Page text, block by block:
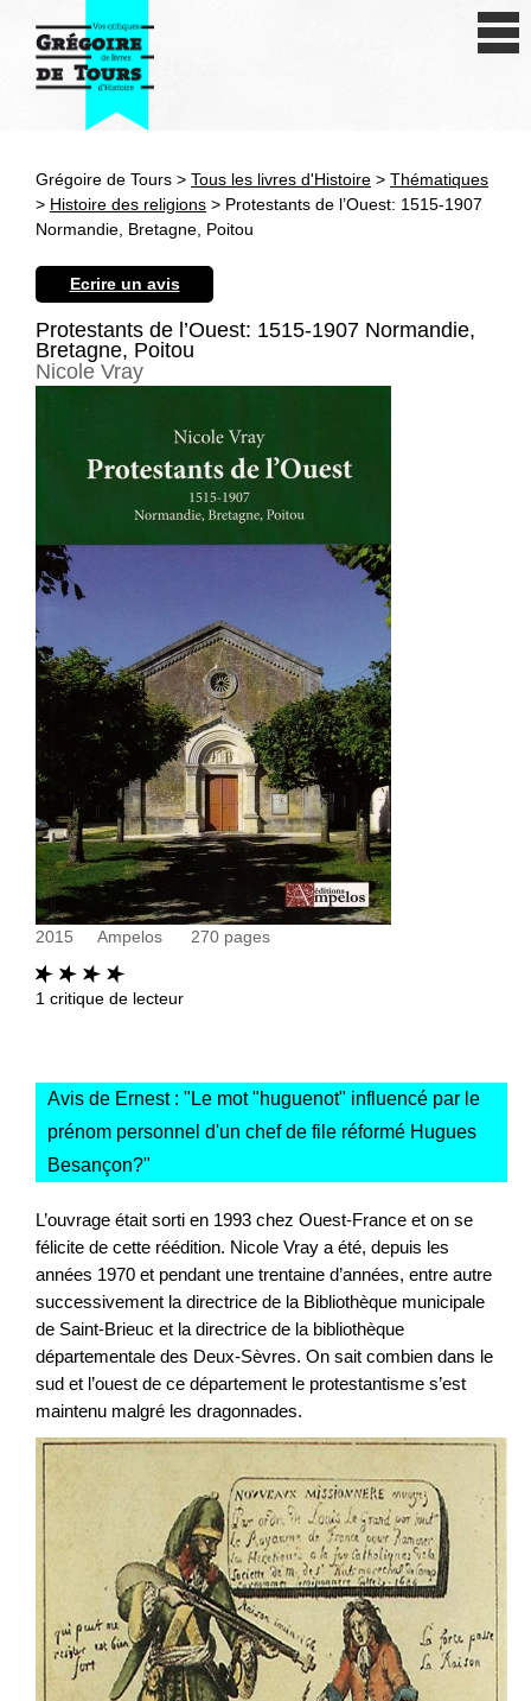
Antiquité
Autres civilisations
Thématiques
Grégoire de Tours > Tous les livres d'Histoire > Thématiques
> Histoire des religions > Protestants de l’Ouest: 1515-1907
Normandie, Bretagne, Poitou
Ecrire un avis
Protestants de l’Ouest: 1515-1907 Normandie,
Bretagne, Poitou
Nicole Vray
2015 Ampelos 270 pages
1 critique de lecteur
Avis de Ernest : " Le mot "huguenot" influencé par le
prénom personnel d'un chef de file réformé Hugues
Besançon?"
L’ouvrage était sorti en 1993 chez Ouest-France et on se
félicite de cette réédition. Nicole Vray a été, depuis les
années 1970 et pendant une trentaine d’années, entre autre
successivement la directrice de la Bibliothèque municipale
de Saint-Brieuc et la directrice de la bibliothèque
départementale des Deux-Sèvres. On sait combien dans le
sud et l’ouest de ce département le protestantisme s’est
maintenu malgré les dragonnades.